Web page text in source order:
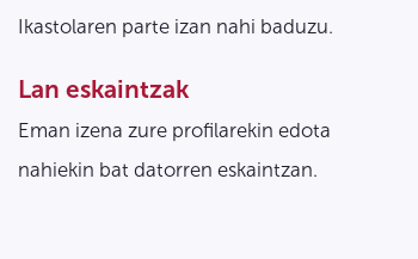
Ikastolaren parte izan nahi baduzu.
Lan eskaintzak
Eman izena zure profilarekin edota
nahiekin bat datorren eskaintzan.